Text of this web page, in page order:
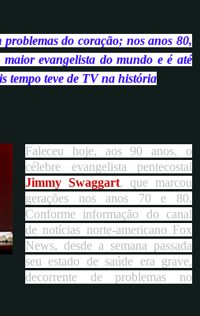
problemas do coração; nos anos 80,
evangelista do mundo e é até
tempo teve de TV na história
Faleceu hoje, aos 90 anos, o
célebre evangelista pentecostal
Jimmy Swaggart, que marcou
gerações nos anos 70 e 80.
Conforme informação do canal
de notícias norte-americano Fox
News, desde a semana passada
seu estado de saúde era grave,
decorrente de problemas no